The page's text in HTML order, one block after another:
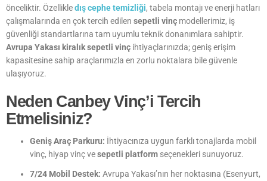
önceliktir. Özellikledış cephe temizliği, tabela montajı ve enerji hatları
çalışmalarında en çok tercih edilen sepetli vinç modellerimiz, iş
güvenliği standartlarına tam uyumlu teknik donanımlara sahiptir.
Avrupa Yakası kiralık sepetli vinç ihtiyaçlarınızda; geniş erişim
kapasitesine sahip araçlarımızla en zorlu noktalara bile güvenle
ulaşıyoruz.
Neden Canbey Vinç’i Tercih
Etmelisiniz?
Geniş Araç Parkuru: İhtiyacınıza uygun farklı tonajlarda mobil
vinç, hiyap vinç vesepetli platform seçenekleri sunuyoruz.
7/24 Mobil Destek: Avrupa Yakası’nın her noktasına (Esenyurt,